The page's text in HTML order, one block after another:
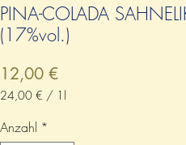
PINA-COLADA
(17%vol.)
12,00 €Preis
24,00 € / 1l
pro
1
Anzahl *